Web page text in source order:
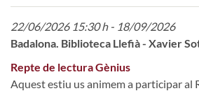
22/06/2026 15:30 h - 18/09/2026
Badalona. Biblioteca Llefià - Xavier
Repte de lectura Gènius
Aquest estiu us animem a participar al